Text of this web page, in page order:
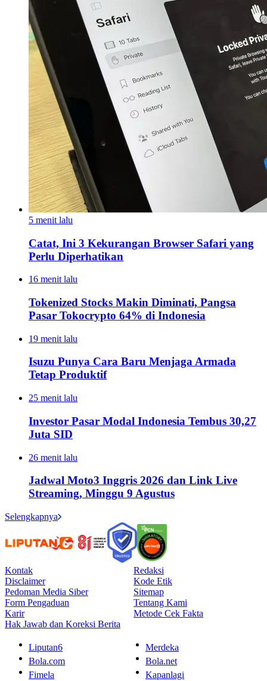
5 menit lalu
Catat, Ini 3 Kekurangan Browser Safari yang
Perlu Diperhatikan
16 menit lalu
Tokenized Stocks Makin Diminati, Pangsa
Pasar Tokocrypto 64% di Indonesia
19 menit lalu
Isuzu Punya Cara Baru Menjaga Armada
Tetap Produktif
25 menit lalu
Investor Pasar Modal Indonesia Tembus 30,27
Juta SID
26 menit lalu
Jadwal Moto3 Inggris 2026 dan Link Live
Streaming, Minggu 9 Agustus
Selengkapnya
Kontak
Redaksi
Disclaimer
Kode Etik
Pedoman Media Siber
Sitemap
Form Pengaduan
Tentang Kami
Karir
Metode Cek Fakta
Hak Jawab dan Koreksi Berita
Liputan6
Merdeka
Bola.com
Bola.net
Fimela
Kapanlagi